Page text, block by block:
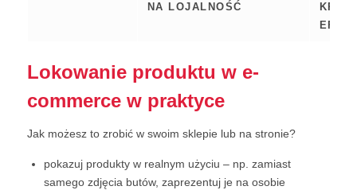
NA LOJALNOŚĆ
Lokowanie produktu w e-
commerce w praktyce
Jak możesz to zrobić w swoim sklepie lub na stronie?
pokazuj produkty w realnym użyciu – np. zamiast
samego zdjęcia butów, zaprezentuj je na osobie